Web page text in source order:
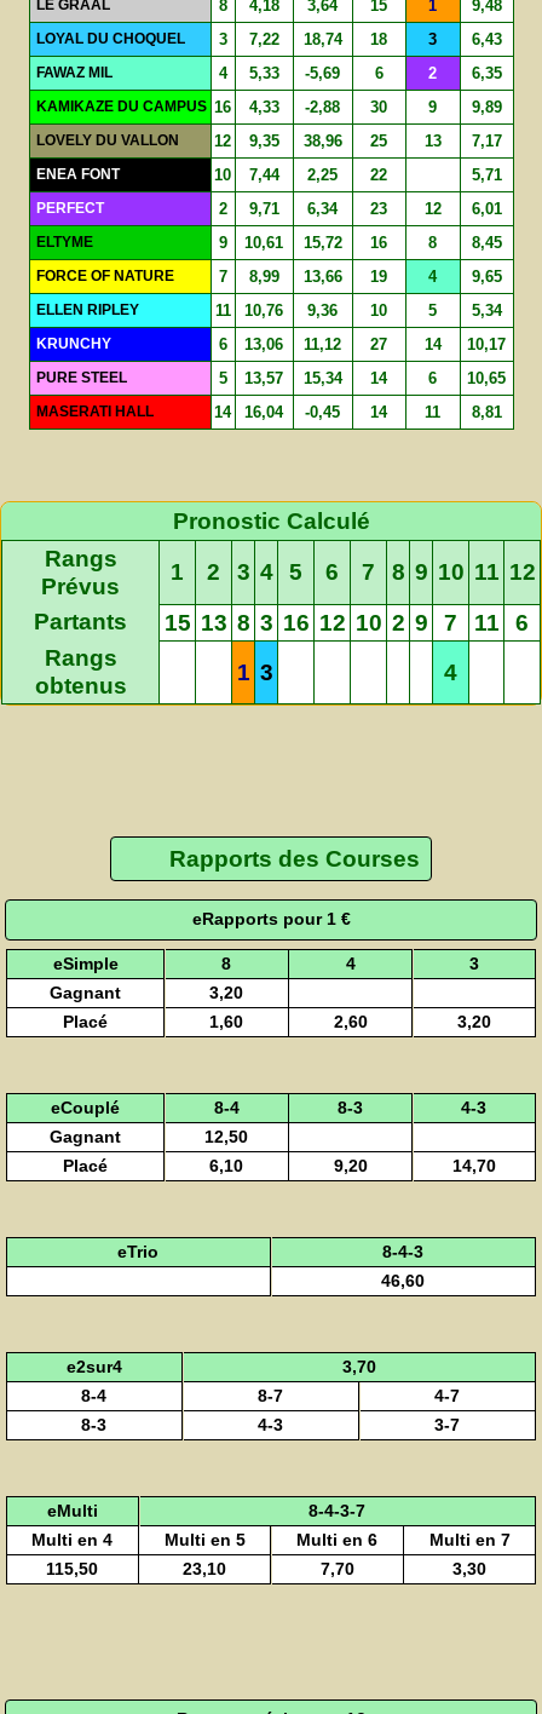
LE GRAAL 8 4,18 3,64 15 1 9,48
LOYAL DU CHOQUEL 3 7,22 18,74 18 3 6,43
FAWAZ MIL 4 5,33 -5,69 6 2 6,35
KAMIKAZE DU CAMPUS 16 4,33 -2,88 30 9 9,89
LOVELY DU VALLON 12 9,35 38,96 25 13 7,17
ENEA FONT 10 7,44 2,25 22 5,71
PERFECT 2 9,71 6,34 23 12 6,01
ELTYME 9 10,61 15,72 16 8 8,45
FORCE OF NATURE 7 8,99 13,66 19 4 9,65
ELLEN RIPLEY 11 10,76 9,36 10 5 5,34
KRUNCHY 6 13,06 11,12 27 14 10,17
PURE STEEL 5 13,57 15,34 14 6 10,65
MASERATI HALL 14 16,04 -0,45 14 11 8,81
Pronostic Calculé
Rangs
Prévus
1 2 3 4 5 6 7 8 9 10 11 12
Partants
15 13 8 3 16 12 10 2 9 7 11
6
Rangs
obtenus
1 3 4
Rapports des Courses
eRapports pour 1 €
eSimple 8 4
3
Gagnant
3,20
Placé
1,60 2,60 3,20
eCouplé 8-4 8-3
4-3
Gagnant
12,50
Placé
6,10 9,20 14,70
eTrio
8-4-3
46,60
e2sur4
3,70
8-4
8-7
4-7
8-3
4-3 3-7
eMulti
8-4-3-7
Multi en 4
Multi en 5 Multi en 6
Multi en 7
115,50
23,10 7,70 3,30